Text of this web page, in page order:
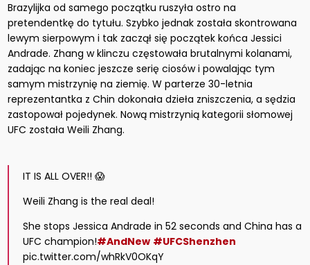
Brazylijka od samego początku ruszyła ostro na
pretendentkę do tytułu. Szybko jednak została skontrowana
lewym sierpowym i tak zaczął się początek końca Jessici
Andrade. Zhang w klinczu częstowała brutalnymi kolanami,
zadając na koniec jeszcze serię ciosów i powalając tym
samym mistrzynię na ziemię. W parterze 30-letnia
reprezentantka z Chin dokonała dzieła zniszczenia, a sędzia
zastopował pojedynek. Nową mistrzynią kategorii słomowej
UFC została Weili Zhang.
IT IS ALL OVER!! 😱
Weili Zhang is the real deal!
She stops Jessica Andrade in 52 seconds and China has a
UFC champion!#AndNew #UFCShenzhen
pic.twitter.com/whRkV0OKqY